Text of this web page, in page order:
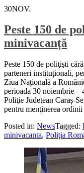
30NOV.
Peste 150 de
minivacanță
Peste 150 de poliţişti
parteneri instituționali,
Ziua Națională a
perioada 30 noiembrie –
Poliţie Judeţean Caraș-
pentru menţinerea
Posted in: NewsTagged:
minivacanta, Poliția